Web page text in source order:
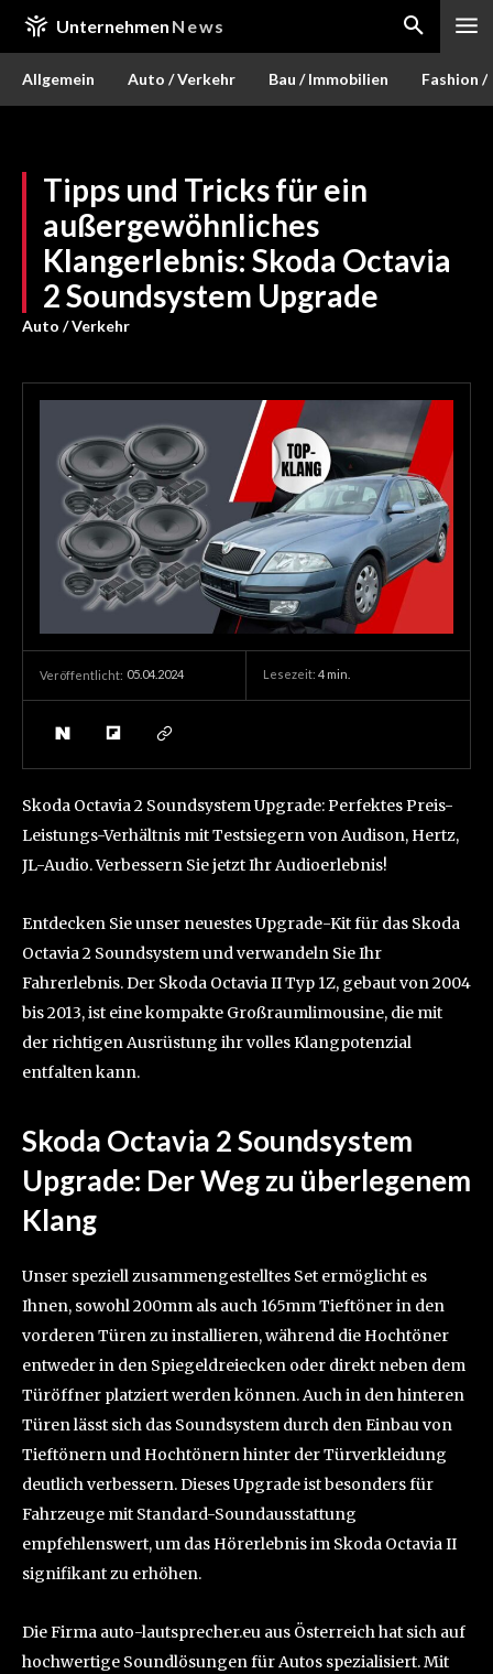
Unternehmen News
Allgemein Auto / Verkehr Bau / Immobilien Fashion /
Tipps und Tricks für ein
außergewöhnliches
Klangerlebnis: Skoda Octavia
2 Soundsystem Upgrade
Auto / Verkehr
Veröffentlicht: 05.04.2024 Lesezeit: 4 min.
Skoda Octavia 2 Soundsystem Upgrade: Perfektes Preis-
Leistungs-Verhältnis mit Testsiegern von Audison, Hertz,
JL-Audio. Verbessern Sie jetzt Ihr Audioerlebnis!
Entdecken Sie unser neuestes Upgrade-Kit für das Skoda
Octavia 2 Soundsystem und verwandeln Sie Ihr
Fahrerlebnis. Der Skoda Octavia II Typ 1Z, gebaut von 2004
bis 2013, ist eine kompakte Großraumlimousine, die mit
der richtigen Ausrüstung ihr volles Klangpotenzial
entfalten kann.
Skoda Octavia 2 Soundsystem
Upgrade: Der Weg zu überlegenem
Klang
Unser speziell zusammengestelltes Set ermöglicht es
Ihnen, sowohl 200mm als auch 165mm Tieftöner in den
vorderen Türen zu installieren, während die Hochtöner
entweder in den Spiegeldreiecken oder direkt neben dem
Türöffner platziert werden können. Auch in den hinteren
Türen lässt sich das Soundsystem durch den Einbau von
Tieftönern und Hochtönern hinter der Türverkleidung
deutlich verbessern. Dieses Upgrade ist besonders für
Fahrzeuge mit Standard-Soundausstattung
empfehlenswert, um das Hörerlebnis im Skoda Octavia II
signifikant zu erhöhen.
Die Firma auto-lautsprecher.eu aus Österreich hat sich auf
hochwertige Soundlösungen für Autos spezialisiert. Mit